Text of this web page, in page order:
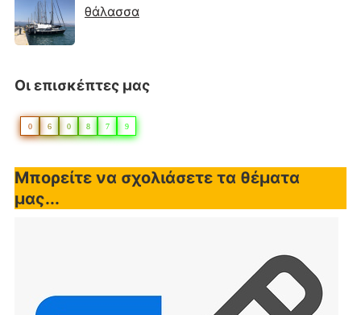
θάλασσα
Οι επισκέπτες μας
0 6 0 8 7 9
Μπορείτε να σχολιάσετε τα θέματα
μας...